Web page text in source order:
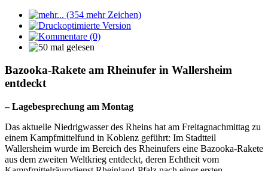
Bazooka-Rakete am Rheinufer in Wallersheim
entdeckt
– Lagebesprechung am Montag
Das aktuelle Niedrigwasser des Rheins hat am Freitagnachmittag zu
einem Kampfmittelfund in Koblenz geführt: Im Stadtteil
Wallersheim wurde im Bereich des Rheinufers eine Bazooka-Rakete
aus dem zweiten Weltkrieg entdeckt, deren Echtheit vom